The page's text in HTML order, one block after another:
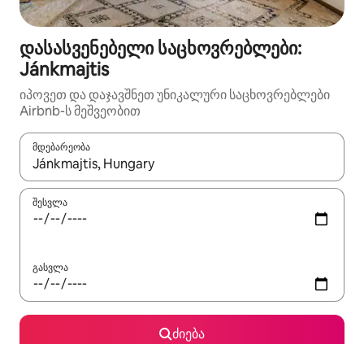
დასასვენებელი საცხოვრებლები:
Jánkmajtis
იპოვეთ და დაჯავშნეთ უნიკალური საცხოვრებლები
Airbnb-ს მეშვეობით
მდებარეობა
როცა შედეგები ხელმისაწვდომი გახდება, ნავიგაციისთვის
შესვლა
გასვლა
ძიება